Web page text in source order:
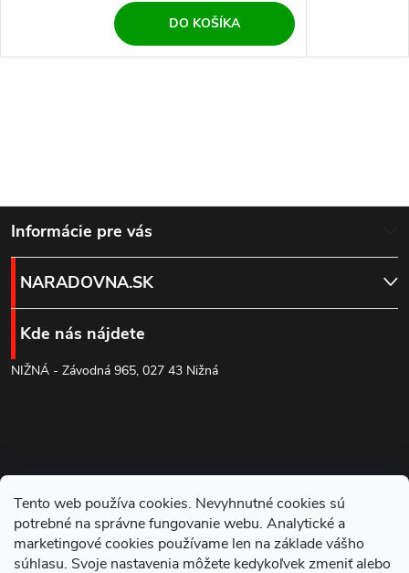
Tento web používa cookies. Nevyhnutné cookies sú
potrebné na správne fungovanie webu. Analytické a
marketingové cookies používame len na základe vášho
súhlasu. Svoje nastavenia môžete kedykoľvek zmeniť alebo
DO KOŠÍKA
Z
á
p
ä
e
Informácie pre vás
NARADOVNA.SK
Kde nás nájdete
NIŽNÁ - Závodná 965, 027 43 Nižná